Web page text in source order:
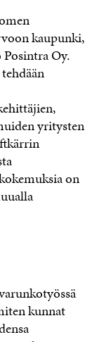
kaupunki,
Oy.
yritysten
on
kunnat